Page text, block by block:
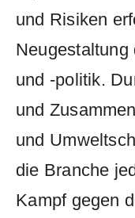
und Risiken
Neugestaltung
‍und‌ -politik.
‌und
und⁣
die Branche
⁢Kampf gegen